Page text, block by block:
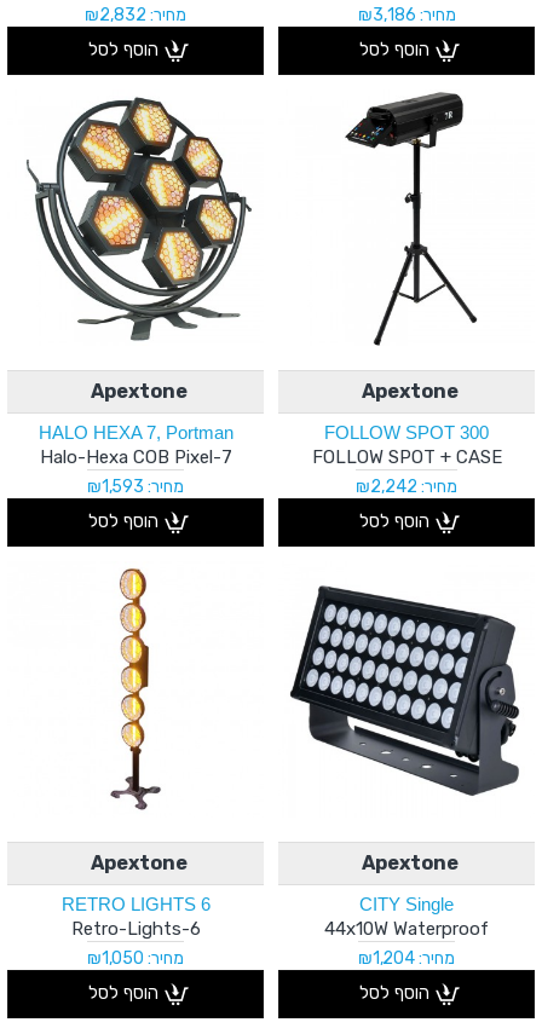
מחיר: ₪3,186
הוסף לסל
מחיר: ₪2,832
הוסף לסל
Apextone
FOLLOW SPOT 300
FOLLOW SPOT + CASE
מחיר: ₪2,242
הוסף לסל
Apextone
HALO HEXA 7, Portman
7-Halo-Hexa COB Pixel
מחיר: ₪1,593
הוסף לסל
Apextone
CITY Single
44x10W Waterproof
מחיר: ₪1,204
הוסף לסל
Apextone
6 RETRO LIGHTS
6-Retro-Lights
מחיר: ₪1,050
הוסף לסל